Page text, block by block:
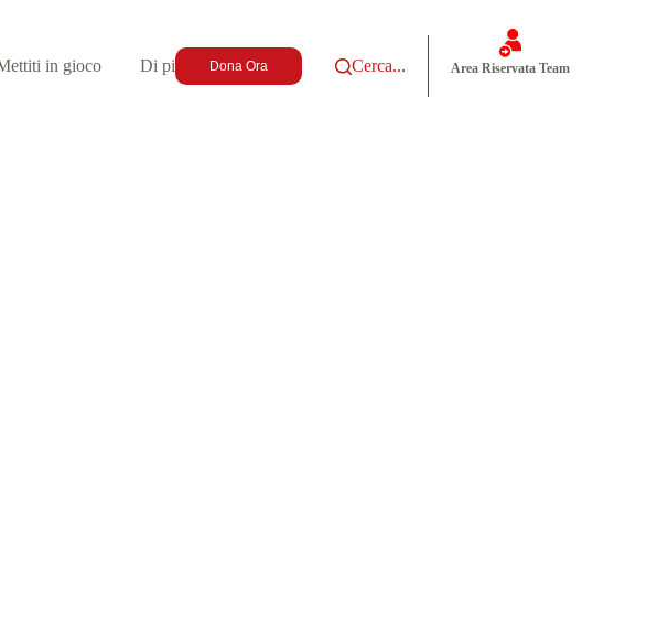
in gioco Di più Dona Ora Cerca... Area Riservata Team